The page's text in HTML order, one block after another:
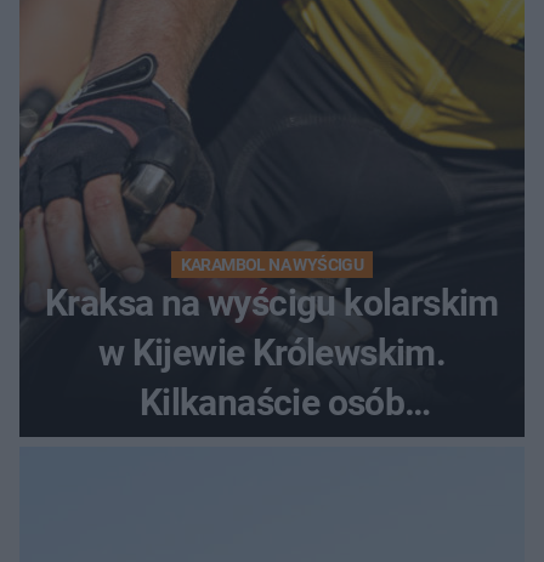
KARAMBOL NA WYŚCIGU
Kraksa na wyścigu kolarskim
w Kijewie Królewskim.
Kilkanaście osób